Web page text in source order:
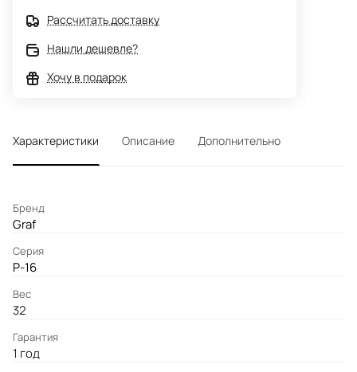
Рассчитать доставку
Нашли дешевле?
Хочу в подарок
Характеристики Описание Дополнительно
Бренд
Graf
Серия
P-16
Вес
32
Гарантия
1 год